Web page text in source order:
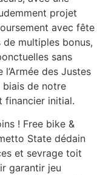
projet
avec fête
multiples bonus,
sans
des Justes
biais de notre
financier initial.
! Free bike &
State dédain
et sevrage toit
garantir jeu